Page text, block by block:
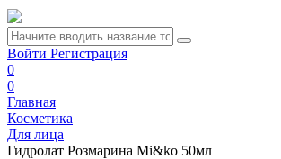
Войти Регистрация
0
0
Главная
Косметика
Для лица
Гидролат Розмарина Mi&ko 50мл